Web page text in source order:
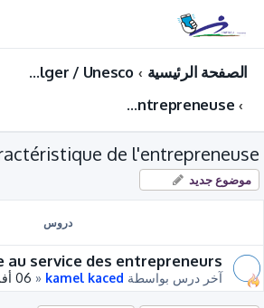
الصفحة الرئيسية
Entreprenariat : Projet de formation Startup INFSCJ Alger / Unesco
Caractéristique de l'entrepreneuse
de l'entrepreneuse
موضوع جديد
دروس
au service des entrepreneurs
آخر درس بواسطة kamel kaced
« 06 أفريل 2022, 23:00